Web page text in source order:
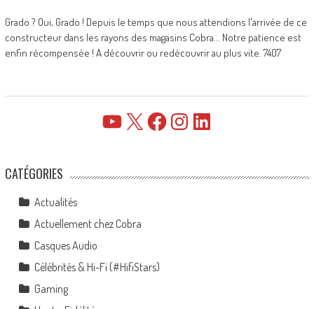
Grado ? Oui, Grado ! Depuis le temps que nous attendions l'arrivée de ce
constructeur dans les rayons des magasins Cobra... Notre patience est
enfin récompensée ! A découvrir ou redécouvrir au plus vite. 7407
YouTube FacebookInstagramLinkedIn
CATÉGORIES
Actualités
Actuellement chez Cobra
Casques Audio
Célébrités & Hi-Fi (#HifiStars)
Gaming